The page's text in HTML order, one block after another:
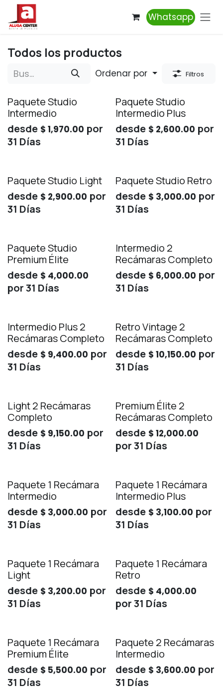
Ir al contenido
Whatsapp
Todos los productos
Ordenar por Filtros
Paquete Studio
Intermedio
desde $ 1,970.00 por
31 Días
Paquete Studio
Intermedio Plus
desde $ 2,600.00 por
31 Días
Paquete Studio Light
desde $ 2,900.00 por
31 Días
Paquete Studio Retro
desde $ 3,000.00 por
31 Días
Paquete Studio
Premium Élite
desde $ 4,000.00
por31 Días
Intermedio 2
Recámaras Completo
desde $ 6,000.00 por
31 Días
Intermedio Plus 2
Recámaras Completo
desde $ 9,400.00 por
31 Días
Retro Vintage 2
Recámaras Completo
desde $ 10,150.00 por
31 Días
Light 2 Recámaras
Completo
desde $ 9,150.00 por
31 Días
Premium Élite 2
Recámaras Completo
desde $ 12,000.00
por31 Días
Paquete 1 Recámara
Intermedio
desde $ 3,000.00 por
31 Días
Paquete 1 Recámara
Intermedio Plus
desde $ 3,100.00 por
31 Días
Paquete 1 Recámara
Light
desde $ 3,200.00 por
31 Días
Paquete 1 Recámara
Retro
desde $ 4,000.00
por31 Días
Paquete 1 Recámara
Premium Élite
desde $ 5,500.00 por
31 Días
Paquete 2 Recámaras
Intermedio
desde $ 3,600.00 por
31 Días